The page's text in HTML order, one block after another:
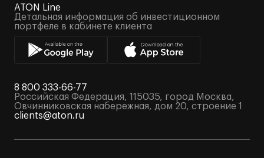
ATON Line
Детальная информация об инвестиционном
портфеле в кабинете клиента
8 800 333-66-77
Российская Федерация, 115035, город Москва,
Овчинниковская набережная, дом 20, строение 1
clients@aton.ru